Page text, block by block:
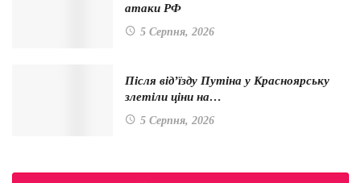
атаки РФ
5 Серпня, 2026
Після від’їзду Путіна у Красноярську
злетіли ціни на…
5 Серпня, 2026